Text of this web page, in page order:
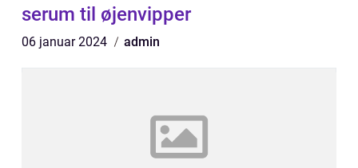
serum til øjenvipper
06 januar 2024 admin